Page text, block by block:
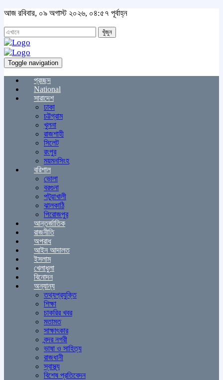
আজ রবিবার, ০৯ অগাস্ট ২০২৬, ০৪:৫৭ পূর্বাহ্ন
খুঁজুন
Toggle navigation
প্রচ্ছদ
National
সারাদেশ
ঢাকা
চট্টগ্রাম
খুলনা
রাজশাহী
সিলেট
রংপুর
ময়মনসিংহ
বরিশাল
ভোলা
বরগুনা
পটুয়াখালী
ঝালকাঠি
পিরোজপুর
আন্তর্জাতিক
রাজনীতি
অপরাধ
আইন আদালত
ইসলাম
খেলাধুলা
বিনোদন
অন্যান্য
তথ্যপ্রযুক্তি
শিক্ষা
চাকরির খবর
মতামত
সাক্ষাৎকার
বন্দর নগরী
ভাষা ও সাহিত্য
রাজধানী
স্বাস্থ্য
বিশেষ প্রতিবেদন